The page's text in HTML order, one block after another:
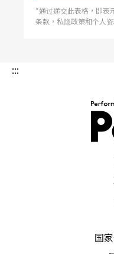
*通过递交此表格，即表
条款，私隐政策和个人
:::
国